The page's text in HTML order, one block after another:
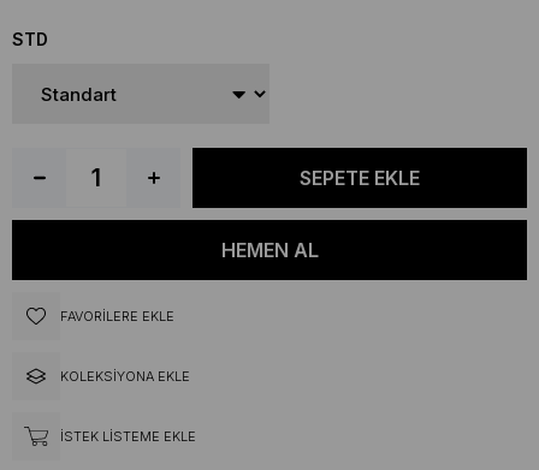
STD
FAVORILERE EKLE
KOLEKSIYONA EKLE
İSTEK LISTEME EKLE